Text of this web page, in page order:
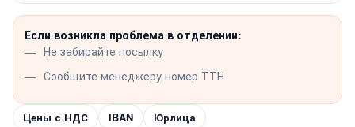
Если возникла проблема в отделении:
Не забирайте посылку
Сообщите менеджеру номер ТТН
Цены с НДС IBAN
Юрлица